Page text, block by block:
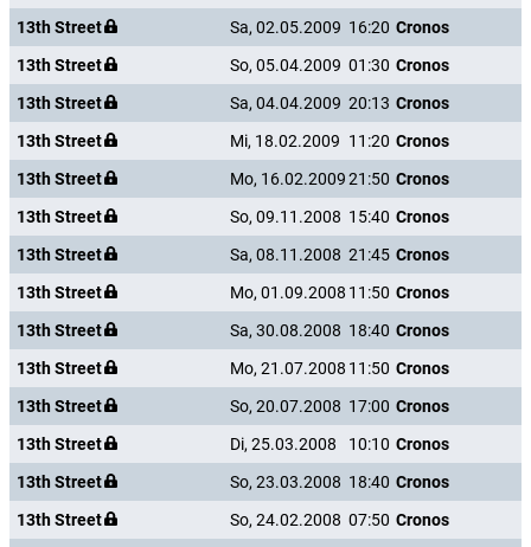
13th Street
Sa, 02.05.2009 16:20 Cronos
13th Street
So, 05.04.2009 01:30 Cronos
13th Street
Sa, 04.04.2009 20:13 Cronos
13th Street
Mi, 18.02.2009 11:20 Cronos
13th Street
Mo, 16.02.200921:50 Cronos
13th Street
So, 09.11.2008 15:40 Cronos
13th Street
Sa, 08.11.2008 21:45 Cronos
13th Street
Mo, 01.09.2008 11:50 Cronos
13th Street
Sa, 30.08.2008 18:40 Cronos
13th Street
Mo, 21.07.2008 11:50 Cronos
13th Street
So, 20.07.2008 17:00 Cronos
13th Street
Di, 25.03.2008 10:10 Cronos
13th Street
So, 23.03.2008 18:40 Cronos
13th Street
So, 24.02.2008 07:50 Cronos